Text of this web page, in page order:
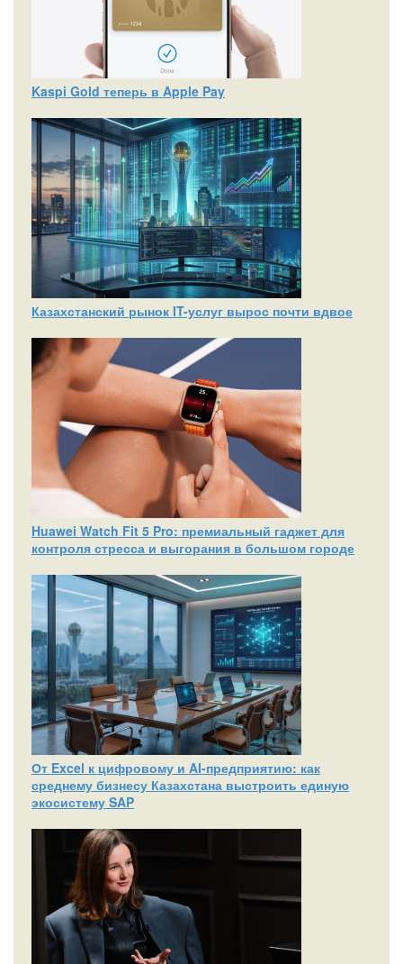
Kaspi Gold теперь в Apple Pay
Казахстанский рынок IT-услуг вырос почти вдвое
Huawei Watch Fit 5 Pro: премиальный гаджет для
контроля стресса и выгорания в большом городе
От Excel к цифровому и AI‑предприятию: как
среднему бизнесу Казахстана выстроить единую
экосистему SAP